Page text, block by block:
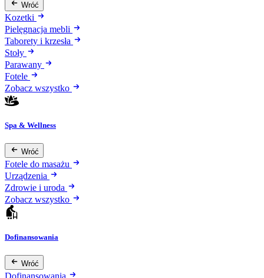
Wróć
Kozetki
Pielęgnacja mebli
Taborety i krzesła
Stoły
Parawany
Fotele
Zobacz wszystko
Spa & Wellness
Wróć
Fotele do masażu
Urządzenia
Zdrowie i uroda
Zobacz wszystko
Dofinansowania
Wróć
Dofinansowania